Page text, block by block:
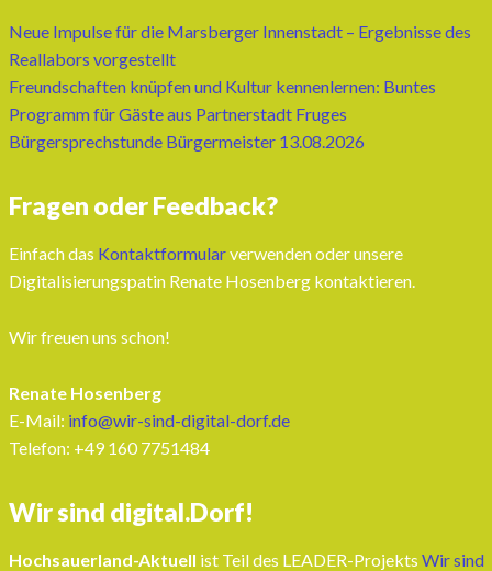
Neue Impulse für die Marsberger Innenstadt – Ergebnisse des
Reallabors vorgestellt
Freundschaften knüpfen und Kultur kennenlernen: Buntes
Programm für Gäste aus Partnerstadt Fruges
Bürgersprechstunde Bürgermeister 13.08.2026
Fragen oder Feedback?
Einfach das Kontaktformularverwenden oder unsere
Digitalisierungspatin Renate Hosenberg kontaktieren.
Wir freuen uns schon!
Renate Hosenberg
E-Mail: info@wir-sind-digital-dorf.de
Telefon: ‭+49 160 7751484‬
Wir sind digital.Dorf!
Hochsauerland-Aktuell ist Teil des LEADER-Projekts Wir sind